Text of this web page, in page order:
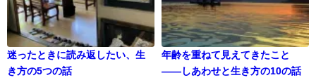
迷ったときに読み返したい、生
き方の5つの話
年齢を重ねて見えてきたこと
——しあわせと生き方の10の話